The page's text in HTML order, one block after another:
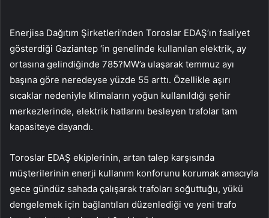
Enerjisa Dağıtım Şirketleri’nden Toroslar EDAŞ’ın faaliyet
gösterdiği Gaziantep ‘in genelinde kullanılan elektrik, ay
ortasına gelindiğinde 785?MW’a ulaşarak temmuz ayı
başına göre neredeyse yüzde 55 arttı. Özellikle aşırı
sıcaklar nedeniyle klimaların yoğun kullanıldığı şehir
merkezlerinde, elektrik hatlarını besleyen trafolar tam
kapasiteye dayandı.
Toroslar EDAŞ ekiplerinin, artan talep karşısında
müşterilerinin enerji kullanım konforunu korumak amacıyla
gece gündüz sahada çalışarak trafoları soğuttuğu, yükü
dengelemek için bağlantıları düzenlediği ve yeni trafo